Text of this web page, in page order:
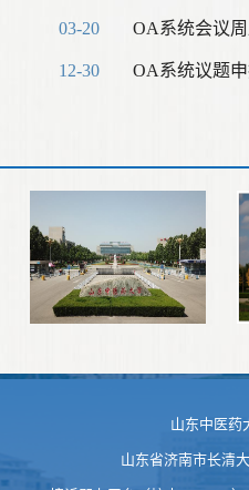
03-20
12-30
OA系统会议
OA系统议题
山东中医药
山东省济南市长清